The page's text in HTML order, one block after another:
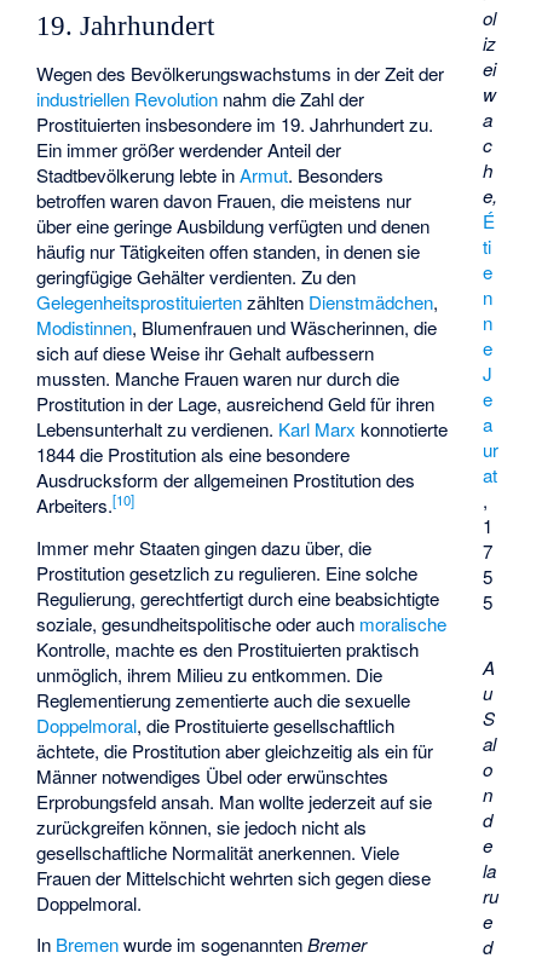
ol
iz
ei
w
a
c
h
e,
É
ti
e
n
n
e
J
e
a
ur
at
,
1
7
5
5
19. Jahrhundert
A
u
S
al
o
n
d
e
la
ru
e
d
Wegen des Bevölkerungswachstums in der Zeit der
industriellen Revolution nahm die Zahl der
Prostituierten insbesondere im 19. Jahrhundert zu.
Ein immer größer werdender Anteil der
Stadtbevölkerung lebte inArmut. Besonders
betroffen waren davon Frauen, die meistens nur
über eine geringe Ausbildung verfügten und denen
häufig nur Tätigkeiten offen standen, in denen sie
geringfügige Gehälter verdienten. Zu den
Gelegenheitsprostituiertenzählten Dienstmädchen,
Modistinnen, Blumenfrauen und Wäscherinnen, die
sich auf diese Weise ihr Gehalt aufbessern
mussten. Manche Frauen waren nur durch die
Prostitution in der Lage, ausreichend Geld für ihren
Lebensunterhalt zu verdienen. Karl Marx konnotierte
1844 die Prostitution als eine besondere
Ausdrucksform der allgemeinen Prostitution des
Arbeiters.[10]
Immer mehr Staaten gingen dazu über, die
Prostitution gesetzlich zu regulieren. Eine solche
Regulierung, gerechtfertigt durch eine beabsichtigte
soziale, gesundheitspolitische oder auch moralische
Kontrolle, machte es den Prostituierten praktisch
unmöglich, ihrem Milieu zu entkommen. Die
Reglementierung zementierte auch die sexuelle
Doppelmoral, die Prostituierte gesellschaftlich
ächtete, die Prostitution aber gleichzeitig als ein für
Männer notwendiges Übel oder erwünschtes
Erprobungsfeld ansah. Man wollte jederzeit auf sie
zurückgreifen können, sie jedoch nicht als
gesellschaftliche Normalität anerkennen. Viele
Frauen der Mittelschicht wehrten sich gegen diese
Doppelmoral.
In Bremenwurde im sogenanntenBremer